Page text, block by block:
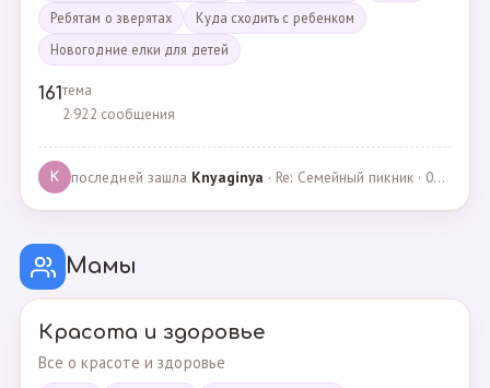
Ребятам о зверятах
Куда сходить с ребенком
Новогодние елки для детей
161тема
2 922 сообщения
K последней зашла Knyaginya · Re: Семейный пикник · 07.05.2025
Мамы
Красота и здоровье
Все о красоте и здоровье